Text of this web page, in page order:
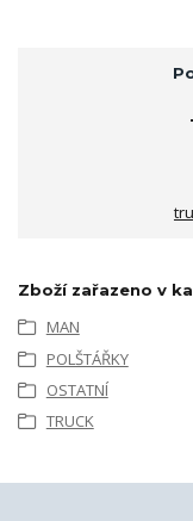
Zboží zařazeno v
MAN
POLŠTÁŘKY
OSTATNÍ
TRUCK